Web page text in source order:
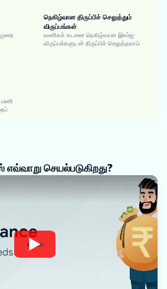
நெகிழ்வான திருப்பிச் செலுத்தும்
விருப்பங்கள்
வணிகக் கடனை நெகிழ்வான இஎம்ஐ
விருப்பங்களுடன் திருப்பிச் செலுத்தலாம்
செயல்படுகிறது?
Watch